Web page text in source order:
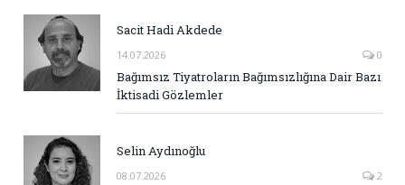
Sacit Hadi Akdede
14.07.2026 0
Bağımsız Tiyatroların Bağımsızlığına Dair Bazı
İktisadi Gözlemler
Selin Aydınoğlu
08.07.2026 2